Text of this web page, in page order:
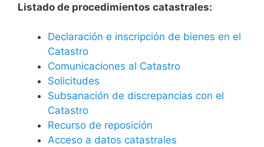
Listado de procedimientos catastrales:
Declaración e inscripción de bienes en el
Catastro
Comunicaciones al Catastro
Solicitudes
Subsanación de discrepancias con el
Catastro
Recurso de reposición
Acceso a datos catastrales